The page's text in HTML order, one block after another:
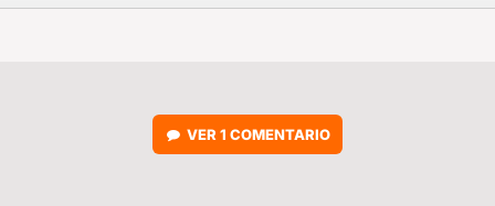
FACEBOOK
TWITTERFLIPBOARD
E-
WHATSAPP
VER1 COMENTARIO